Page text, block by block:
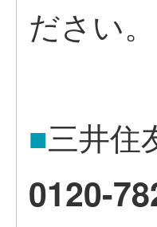
ださい。
■三井住
0120-